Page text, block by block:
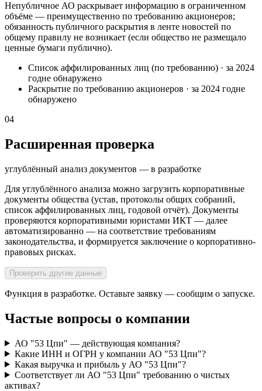
Непубличное АО раскрывает информацию в ограниченном
объёме — преимущественно по требованию акционеров;
обязанность публичного раскрытия в ленте новостей по
общему правилу не возникает (если общество не размещало
ценные бумаги публично).
Список аффилированных лиц (по требованию) · за 2024
годне обнаружено
Раскрытие по требованию акционеров · за 2024 годне
обнаружено
04
Расширенная проверка
углублённый анализ документов — в разработке
Для углублённого анализа можно загрузить корпоративные
документы общества (устав, протоколы общих собраний,
список аффилированных лиц, годовой отчёт). Документы
проверяются корпоративными юристами ИКТ — далее
автоматизированно — на соответствие требованиям
законодательства, и формируется заключение о корпоративно-
правовых рисках.
Проверить другие данные
Функция в разработке. Оставьте заявку — сообщим о запуске.
Частые вопросы о компании
АО "53 Цпи" — действующая компания?
Какие ИНН и ОГРН у компании АО "53 Цпи"?
Какая выручка и прибыль у АО "53 Цпи"?
Соответствует ли АО "53 Цпи" требованию о чистых
активах?